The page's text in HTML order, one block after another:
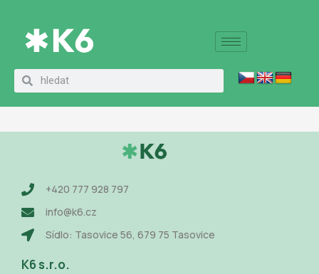
obsah
SearchSearch
+420 777 928 797
info@k6.cz
Sídlo: Tasovice 56, 679 75 Tasovice
K6 s.r.o.